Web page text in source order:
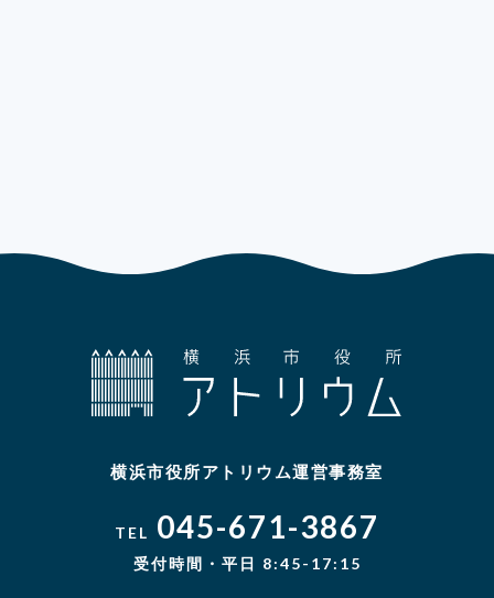
横浜市役所アトリウム運営事務室
TEL 045-671-3867
受付時間・平日 8:45-17:15